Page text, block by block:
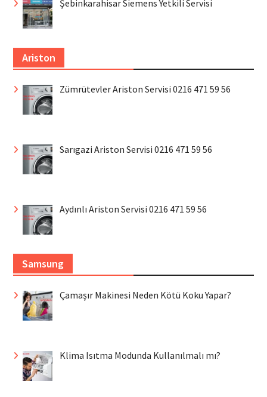
Şebinkarahisar Siemens Yetkili Servisi
Ariston
Zümrütevler Ariston Servisi 0216 471 59 56
Sarıgazi Ariston Servisi 0216 471 59 56
Aydınlı Ariston Servisi 0216 471 59 56
Samsung
Çamaşır Makinesi Neden Kötü Koku Yapar?
Klima Isıtma Modunda Kullanılmalı mı?